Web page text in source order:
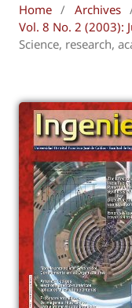
Home / Archives
Vol. 8 No. 2 (2003):
Science, research,